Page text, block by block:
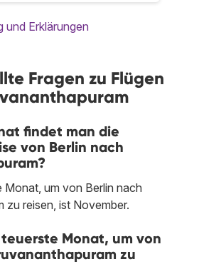
und Erklärungen
Fragen zu Flügen
findet man die
von Berlin nach
um von Berlin nach
zu reisen, ist November.
Monat, um von
zu